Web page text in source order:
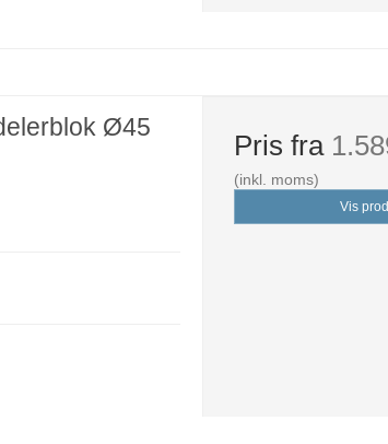
Ø45
Pris fra
(inkl. moms)
Vis